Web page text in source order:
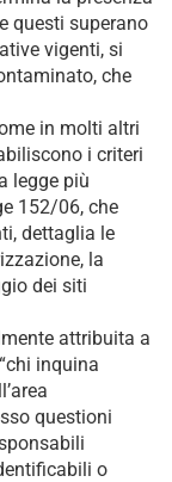
questi superano
vigenti, si
che
in molti altri
i criteri
legge più
152/06, che
dettaglia le
la
dei siti
attribuita a
inquina
questioni
o